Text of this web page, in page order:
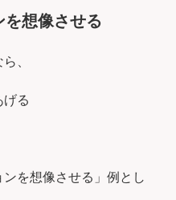
を想像させる
、
げる
を想像させる」例とし